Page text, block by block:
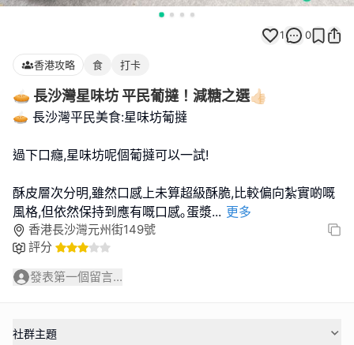
1 0
香港攻略 食 打卡
🥧 長沙灣星味坊 平民葡撻！減糖之選👍🏻
🥧 長沙灣平民美食:星味坊葡撻
過下口癮,星味坊呢個葡撻可以一試!
酥皮層次分明,雖然口感上未算超級酥脆,比較偏向紮實啲嘅
風格,但依然保持到應有嘅口感｡蛋漿... 更多
香港長沙灣元州街149號
評分
發表第一個留言...
社群主題